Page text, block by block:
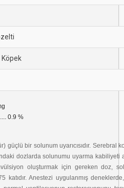
Köpek
0.9 %
güçlü bir solunum uyarıcısıdır. Serebral
dozlarda solunumu uyarma kabiliyeti
oluşturmak için gereken doz,
katıdır. Anestezi uygulanmış